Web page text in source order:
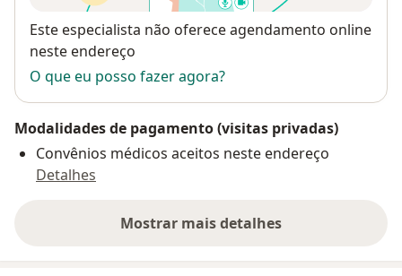
Disponibilidade
Este especialista não oferece agendamento online
neste endereço
O que eu posso fazer agora?
Modalidades de pagamento (visitas privadas)
Convênios médicos aceitos neste endereço
Detalhes
Mostrar mais detalhes
sobre o endereço